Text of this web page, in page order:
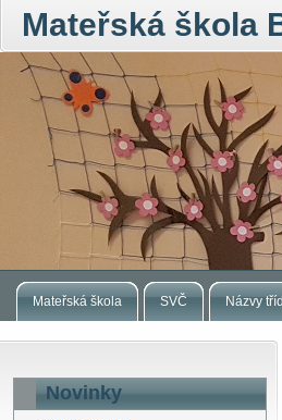
Mateřská škola
Mateřská škola SVČ Názvy tříd
Novinky